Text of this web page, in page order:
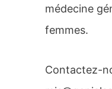
médecine
femmes.
Contactez-